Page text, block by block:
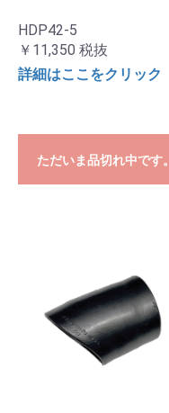
HDP42-5
￥11,350 税抜
詳細はここをクリック
ただいま品切れ中です。